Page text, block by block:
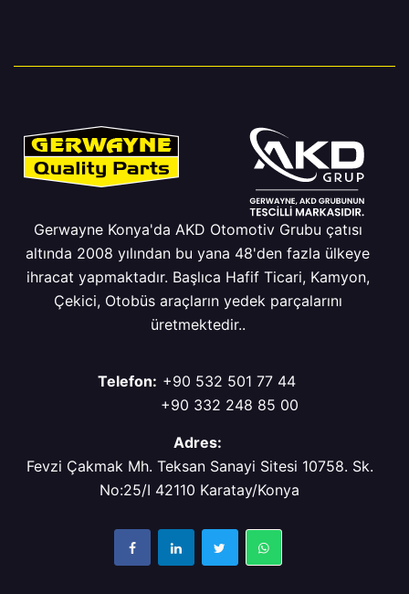
Gerwayne Konya'da AKD Otomotiv Grubu çatısı
altında 2008 yılından bu yana 48'den fazla ülkeye
ihracat yapmaktadır. Başlıca Hafif Ticari, Kamyon,
Çekici, Otobüs araçların yedek parçalarını
üretmektedir..
Telefon: +90 532 501 77 44
+90 332 248 85 00
Adres:
Fevzi Çakmak Mh. Teksan Sanayi Sitesi 10758. Sk.
No:25/I 42110 Karatay/Konya